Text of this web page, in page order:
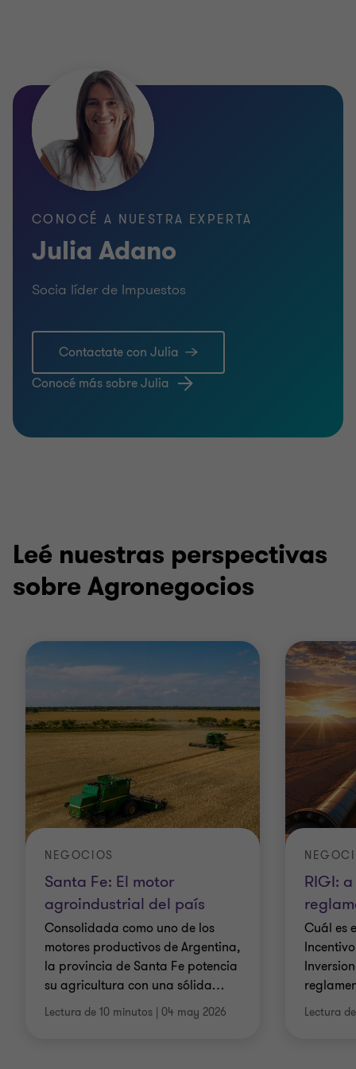
CONOCÉ A NUESTRA EXPERTA
Julia Adano
Socia líder de Impuestos
Contactate con Julia
Conocé más sobre Julia
Leé nuestras perspectivas
sobre Agronegocios
Santa Fe: El motor
agroindustrial del país
NEGOCIOS
Consolidada como uno de los
motores productivos de Argentina,
la provincia de Santa Fe potencia
su agricultura con una sólida…
Lectura de 10 minutos | 04 may 2026
RIGI:
Cuál es
Lectura